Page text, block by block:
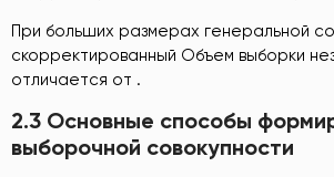
При больших размерах генеральной
скорректированный Объем выборки
отличается от .
2.3 Основные способы
выборочной совокупности